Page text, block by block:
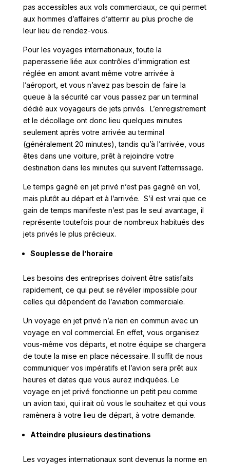
pas accessibles aux vols commerciaux, ce qui permet
aux hommes d’affaires d’atterrir au plus proche de
leur lieu de rendez-vous.
Pour les voyages internationaux, toute la
paperasserie liée aux contrôles d’immigration est
réglée en amont avant même votre arrivée à
l’aéroport, et vous n’avez pas besoin de faire la
queue à la sécurité car vous passez par un terminal
dédié aux voyageurs de jets privés. L’enregistrement
et le décollage ont donc lieu quelques minutes
seulement après votre arrivée au terminal
(généralement 20 minutes), tandis qu’à l’arrivée, vous
êtes dans une voiture, prêt à rejoindre votre
destination dans les minutes qui suivent l’atterrissage.
Le temps gagné en jet privé n’est pas gagné en vol,
mais plutôt au départ et à l’arrivée. S’il est vrai que ce
gain de temps manifeste n’est pas le seul avantage, il
représente toutefois pour de nombreux habitués des
jets privés le plus précieux.
Souplesse de l’horaire
Les besoins des entreprises doivent être satisfaits
rapidement, ce qui peut se révéler impossible pour
celles qui dépendent de l’aviation commerciale.
Un voyage en jet privé n’a rien en commun avec un
voyage en vol commercial. En effet, vous organisez
vous-même vos départs, et notre équipe se chargera
de toute la mise en place nécessaire. Il suffit de nous
communiquer vos impératifs et l’avion sera prêt aux
heures et dates que vous aurez indiquées. Le
voyage en jet privé fonctionne un petit peu comme
un avion taxi, qui irait où vous le souhaitez et qui vous
ramènera à votre lieu de départ, à votre demande.
Atteindre plusieurs destinations
Les voyages internationaux sont devenus la norme en